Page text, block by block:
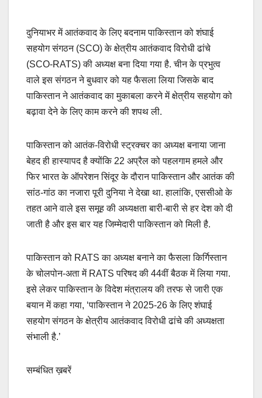
दुनियाभर में आतंकवाद के लिए बदनाम पाकिस्तान को शंघाई
सहयोग संगठन (SCO) के क्षेत्रीय आतंकवाद विरोधी ढांचे
(SCO-RATS) की अध्यक्ष बना दिया गया है. चीन के प्रभुत्व
वाले इस संगठन ने बुधवार को यह फैसला लिया जिसके बाद
पाकिस्तान ने आतंकवाद का मुकाबला करने में क्षेत्रीय सहयोग को
बढ़ावा देने के लिए काम करने की शपथ ली.
पाकिस्तान को आतंक-विरोधी स्ट्रक्चर का अध्यक्ष बनाया जाना
बेहद ही हास्यापद है क्योंकि 22 अप्रैल को पहलगाम हमले और
फिर भारत के ऑपरेशन सिंदूर के दौरान पाकिस्तान और आतंक की
सांठ-गांठ का नजारा पूरी दुनिया ने देखा था. हालांकि, एससीओ के
तहत आने वाले इस समूह की अध्यक्षता बारी-बारी से हर देश को दी
जाती है और इस बार यह जिम्मेदारी पाकिस्तान को मिली है.
पाकिस्तान को RATS का अध्यक्ष बनाने का फैसला किर्गिस्तान
के चोलपोन-अता में RATS परिषद की 44वीं बैठक में लिया गया.
इसे लेकर पाकिस्तान के विदेश मंत्रालय की तरफ से जारी एक
बयान में कहा गया, ‘पाकिस्तान ने 2025-26 के लिए शंघाई
सहयोग संगठन के क्षेत्रीय आतंकवाद विरोधी ढांचे की अध्यक्षता
संभाली है.’
सम्बंधित ख़बरें